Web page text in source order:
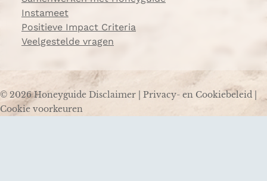
Instameet
Positieve Impact Criteria
Veelgestelde vragen
© 2026 Honeyguide Disclaimer Privacy- en Cookiebeleid
Cookie voorkeuren